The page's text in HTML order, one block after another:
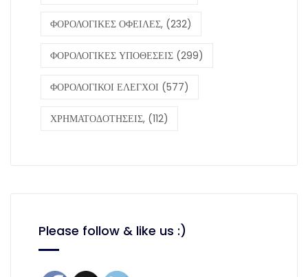
ΦΟΡΟΛΟΓΙΚΕΣ ΟΦΕΙΛΕΣ, (232)
ΦΟΡΟΛΟΓΙΚΕΣ ΥΠΟΘΕΣΕΙΣ (299)
ΦΟΡΟΛΟΓΙΚΟΙ ΕΛΕΓΧΟΙ (577)
ΧΡΗΜΑΤΟΔΟΤΗΣΕΙΣ, (112)
Please follow & like us :)